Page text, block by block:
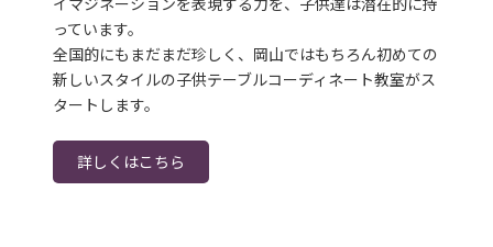
っています。
全国的にもまだまだ珍しく、岡山ではもちろん初めての
新しいスタイルの子供テーブルコーディネート教室がス
タートします。
詳しくはこちら